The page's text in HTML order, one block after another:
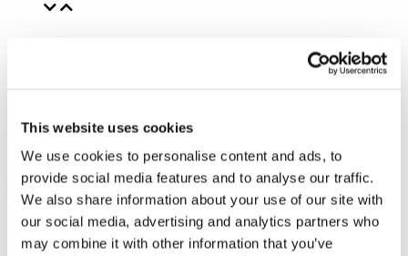
This website uses cookies
We use cookies to personalise content and ads, to
provide social media features and to analyse our traffic.
We also share information about your use of our site with
our social media, advertising and analytics partners who
may combine it with other information that you’ve